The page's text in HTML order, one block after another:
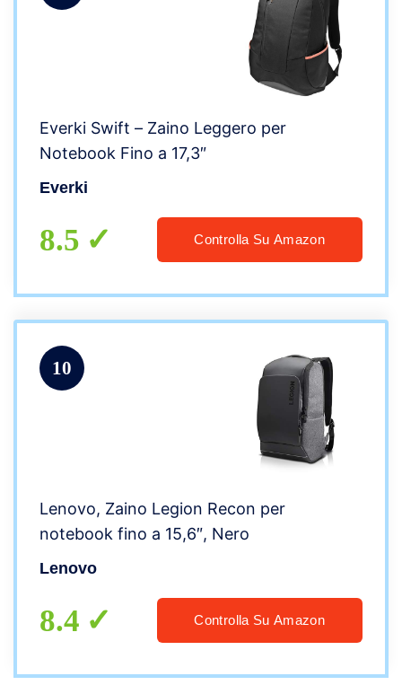
Everki Swift – Zaino Leggero per
Notebook Fino a 17,3″
Everki
8.5 Controlla Su Amazon
10
Lenovo, Zaino Legion Recon per
notebook fino a 15,6″, Nero
Lenovo
8.4 Controlla Su Amazon